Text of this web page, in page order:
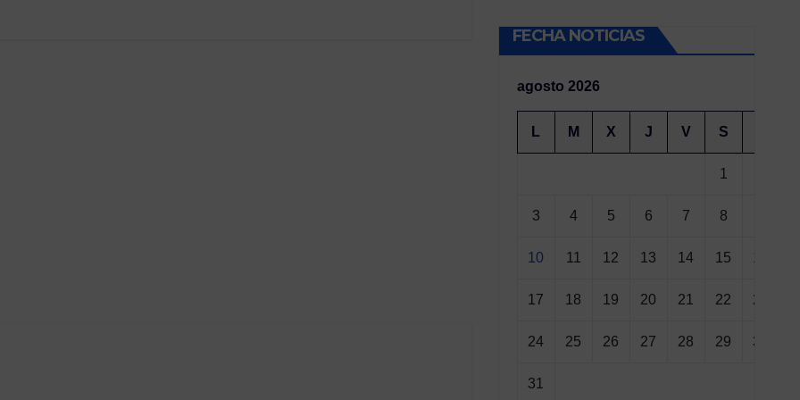
FECHA NOTICIAS
agosto 2026
L M X J V S
1
3 4 5 6 7 8
10 11 12 13 14 15 16
17 18 19 20 21 22 23
24 25 26 27 28 29 30
31